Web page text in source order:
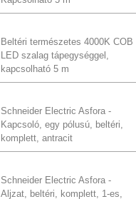
Beltéri természetes 4000K COB
LED szalag tápegységgel,
kapcsolható 5 m
Schneider Electric Asfora -
Kapcsoló, egy pólusú, beltéri,
komplett, antracit
Schneider Electric Asfora -
Aljzat, beltéri, komplett, 1-es,